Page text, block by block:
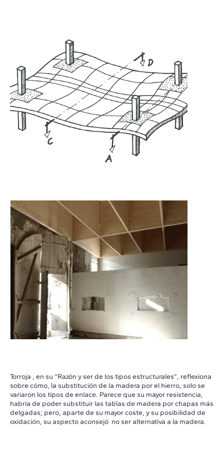
Torroja , en su “Razón y ser de los tipos estructurales”, reflexiona
sobre cómo, la substitución de la madera por el hierro, solo se
variaron los tipos de enlace. Parece que su mayor resistencia,
habría de poder substituir las tablas de madera por chapas más
delgadas; pero, aparte de su mayor coste, y su posibilidad de
oxidación, su aspecto aconsejó no ser alternativa a la madera.